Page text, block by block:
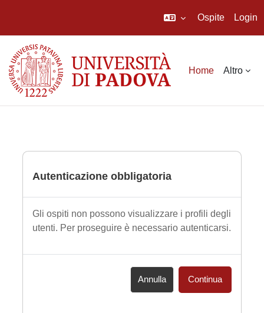
Ospite Login
Home Altro
Autenticazione obbligatoria
Gli ospiti non possono visualizzare i profili degli
utenti. Per proseguire è necessario autenticarsi.
Annulla Continua